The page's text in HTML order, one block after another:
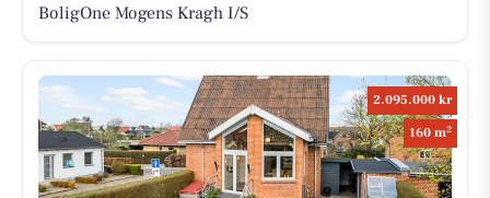
BoligOne Mogens Kragh I/S
2.095.000 kr
160 m2